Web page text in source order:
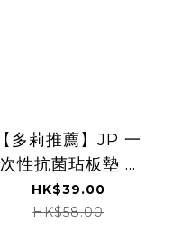
【多莉推薦】JP 一
次性抗菌玷板墊 3
米 8194
TK260804
HK$39.00
HK$58.00